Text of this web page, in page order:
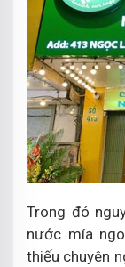
Trong đó
nước mía
thiếu chuyên